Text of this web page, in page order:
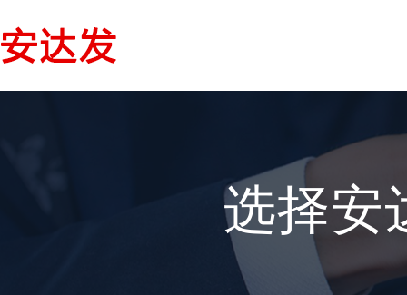
选择安